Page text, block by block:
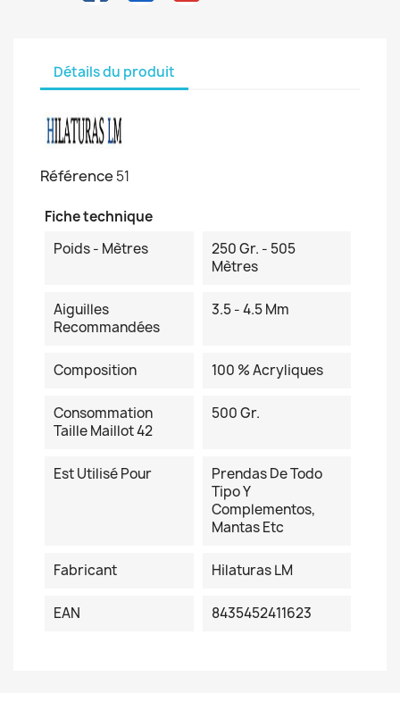
Détails du produit
Référence 51
Fiche technique
Poids - Mètres
250 Gr. - 505
Mètres
Aiguilles
Recommandées
3.5 - 4.5 Mm
Composition 100 % Acryliques
Consommation
Taille Maillot 42
500 Gr.
Est Utilisé Pour
Prendas De Todo
Tipo Y
Complementos,
Mantas Etc
Fabricant Hilaturas LM
EAN 8435452411623